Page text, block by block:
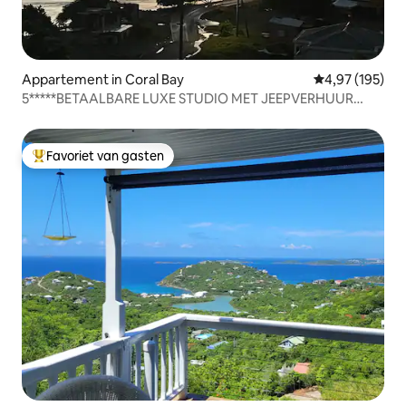
Appartement in Coral Bay Gemiddelde
4,97 (195)
5*****BETAALBARE LUXE STUDIO MET JEEPVERHUUR
Topfavoriet van gasten
Favoriet van gasten